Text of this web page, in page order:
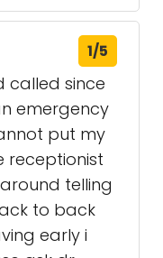
1/5
called since
emergency
put my
receptionist
telling
to back
early i